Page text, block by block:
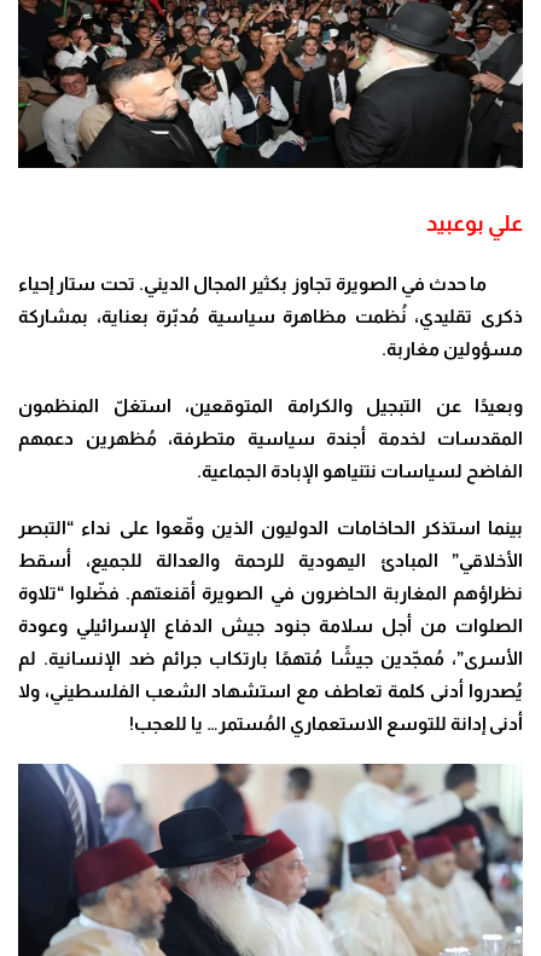
علي بوعبيد
ما حدث في الصويرة تجاوز بكثير المجال الديني. تحت ستار إحياء
ذكرى تقليدي، نُظمت مظاهرة سياسية مُدبّرة بعناية، بمشاركة
مسؤولين مغاربة.
وبعيدًا عن التبجيل والكرامة المتوقعين، استغلّ المنظمون
المقدسات لخدمة أجندة سياسية متطرفة، مُظهرين دعمهم
الفاضح لسياسات نتنياهو الإبادة الجماعية.
بينما استذكر الحاخامات الدوليون الذين وقّعوا على نداء “التبصر
الأخلاقي” المبادئ اليهودية للرحمة والعدالة للجميع، أسقط
نظراؤهم المغاربة الحاضرون في الصويرة أقنعتهم. فضّلوا “تلاوة
الصلوات من أجل سلامة جنود جيش الدفاع الإسرائيلي وعودة
الأسرى”، مُمجّدين جيشًا مُتهمًا بارتكاب جرائم ضد الإنسانية. لم
يُصدروا أدنى كلمة تعاطف مع استشهاد الشعب الفلسطيني، ولا
أدنى إدانة للتوسع الاستعماري المُستمر… يا للعجب!